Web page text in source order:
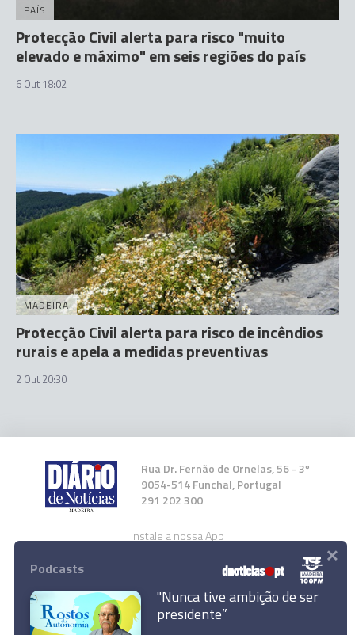
PAÍS
Protecção Civil alerta para risco "muito
elevado e máximo" em seis regiões do país
6 Out 18:02
MADEIRA
Protecção Civil alerta para risco de incêndios
rurais e apela a medidas preventivas
2 Out 20:30
Rua Dr. Fernão de Ornelas, 56 - 3º
9054-514 Funchal, Portugal
291 202 300
Instale a nossa App
Podcasts
"Nunca tive ambição de ser
presidente”
×